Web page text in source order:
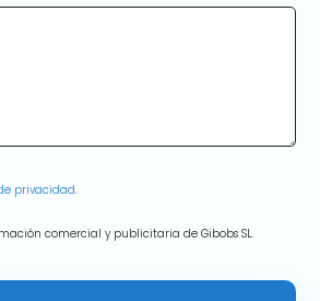
privacidad.
comercial y publicitaria de Gibobs SL.